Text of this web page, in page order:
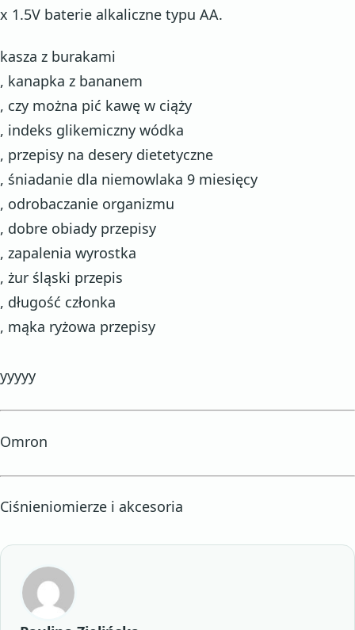
x 1.5V baterie alkaliczne typu AA.
kasza z burakami
, kanapka z bananem
, czy można pić kawę w ciąży
, indeks glikemiczny wódka
, przepisy na desery dietetyczne
, śniadanie dla niemowlaka 9 miesięcy
, odrobaczanie organizmu
, dobre obiady przepisy
, zapalenia wyrostka
, żur śląski przepis
, długość członka
, mąka ryżowa przepisy
yyyyy
Omron
Ciśnieniomierze i akcesoria